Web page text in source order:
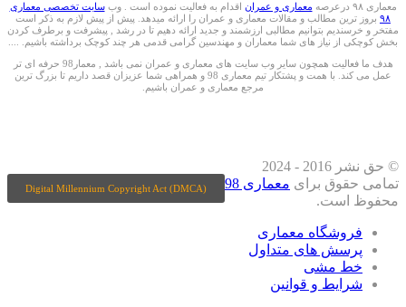
معماری ۹۸ درعرصه معماری و عمران اقدام به فعالیت نموده است . وبسایت تخصصی معماری
۹۸ بروز ترین مطالب و مقالات معماری و عمران را ارائه میدهد. پیش از پیش لازم به ذکر است
مفتخر و خرسندیم بتوانیم مطالبی ارزشمند و جدید ارائه دهیم تا در رشد , پیشرفت و برطرف کردن
بخش کوچکی از نیاز های شما معماران و مهندسین گرامی قدمی هر چند کوچک برداشته باشیم. ....
هدف ما فعالیت همچون سایر وب سایت های معماری و عمران نمی باشد , معمار98 حرفه ای تر
عمل می کند. با همت و پشتکار تیم معماری 98 و همراهی شما عزیزان قصد داریم تا بزرگ ترین
مرجع معماری و عمران باشیم.
Digital Millennium Copyright Act (DMCA)
© حق نشر 2016 - 2024
تمامی حقوق برای معماری 98
محفوظ است.
فروشگاه معماری
پرسش های متداول
خط مشی
شرایط و قوانین